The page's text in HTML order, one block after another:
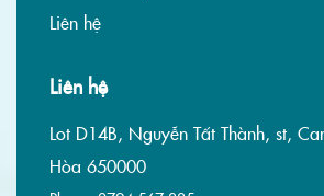
Liên hệ
Liên hệ
Lot D14B, Nguyễn Tất Thành, st,
Hòa 650000